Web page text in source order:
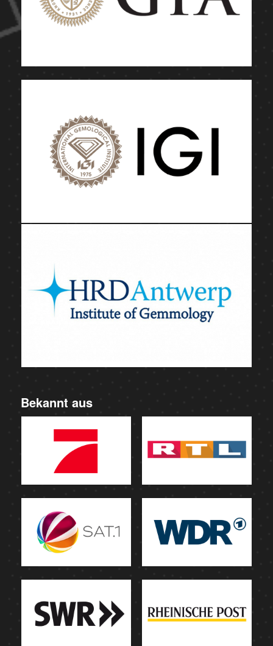
Bekannt aus